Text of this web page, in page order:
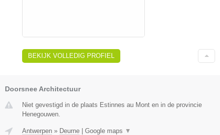
BEKIJK VOLLEDIG PROFIEL
Doorsnee Architectuur
Niet gevestigd in de plaats Estinnes au Mont en in de provincie
Henegouwen.
Antwerpen » Deurne Google maps ▼